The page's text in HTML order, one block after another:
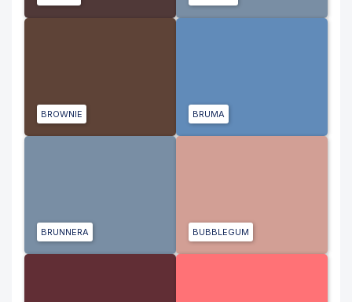
BROWNIE BRUMA
BRUNNERA BUBBLEGUM